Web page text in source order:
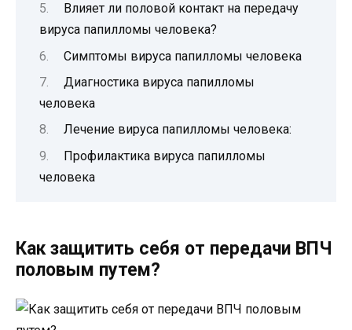
Влияет ли половой контакт на передачу
вируса папилломы человека?
Симптомы вируса папилломы человека
Диагностика вируса папилломы
человека
Лечение вируса папилломы человека:
Профилактика вируса папилломы
человека
Как защитить себя от передачи ВПЧ
половым путем?